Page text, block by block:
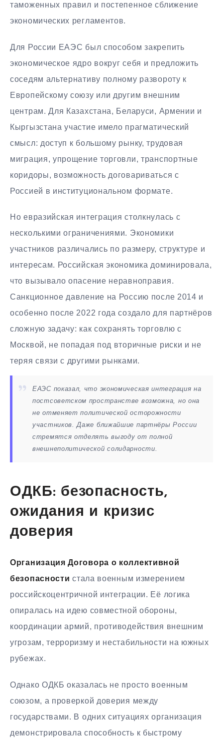
таможенных правил и постепенное сближение
экономических регламентов.
Для России ЕАЭС был способом закрепить
экономическое ядро вокруг себя и предложить
соседям альтернативу полному развороту к
Европейскому союзу или другим внешним
центрам. Для Казахстана, Беларуси, Армении и
Кыргызстана участие имело прагматический
смысл: доступ к большому рынку, трудовая
миграция, упрощение торговли, транспортные
коридоры, возможность договариваться с
Россией в институциональном формате.
Но евразийская интеграция столкнулась с
несколькими ограничениями. Экономики
участников различались по размеру, структуре и
интересам. Российская экономика доминировала,
что вызывало опасение неравноправия.
Санкционное давление на Россию после 2014 и
особенно после 2022 года создало для партнёров
сложную задачу: как сохранять торговлю с
Москвой, не попадая под вторичные риски и не
теряя связи с другими рынками.
ЕАЭС показал, что экономическая интеграция на
постсоветском пространстве возможна, но она
не отменяет политической осторожности
участников. Даже ближайшие партнёры России
стремятся отделять выгоду от полной
внешнеполитической солидарности.
ОДКБ: безопасность,
ожидания и кризис
доверия
Организация Договора о коллективной
безопасности стала военным измерением
российскоцентричной интеграции. Её логика
опиралась на идею совместной обороны,
координации армий, противодействия внешним
угрозам, терроризму и нестабильности на южных
рубежах.
Однако ОДКБ оказалась не просто военным
союзом, а проверкой доверия между
государствами. В одних ситуациях организация
демонстрировала способность к быстрому